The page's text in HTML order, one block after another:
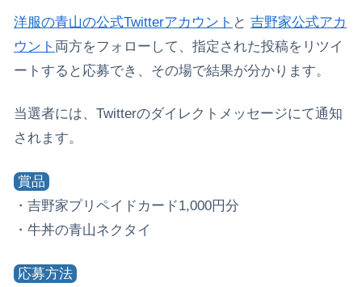
洋服の青山の公式Twitterアカウント と 吉野家公式アカ
ウント 両方をフォローして、指定された投稿をリツイ
ートすると応募でき、その場で結果が分かります。
当選者には、Twitterのダイレクトメッセージにて通知
されます。
賞品
・吉野家プリペイドカード1,000円分
・牛丼の青山ネクタイ
応募方法